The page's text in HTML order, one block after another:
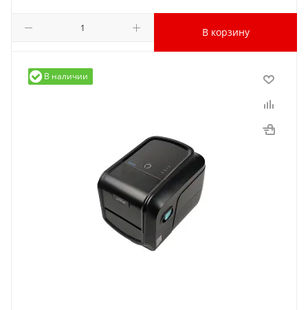
В корзину
В наличии